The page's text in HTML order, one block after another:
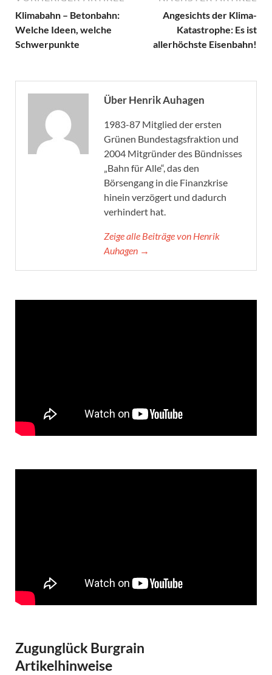
Klimabahn – Betonbahn:
Welche Ideen, welche
Schwerpunkte
Angesichts der Klima-
Katastrophe: Es ist
allerhöchste Eisenbahn!
Über Henrik Auhagen
1983-87 Mitglied der ersten
Grünen Bundestagsfraktion und
2004 Mitgründer des Bündnisses
„Bahn für Alle“, das den
Börsengang in die Finanzkrise
hinein verzögert und dadurch
verhindert hat.
Zeige alle Beiträge von Henrik
Auhagen →
Zugunglück Burgrain
Artikelhinweise